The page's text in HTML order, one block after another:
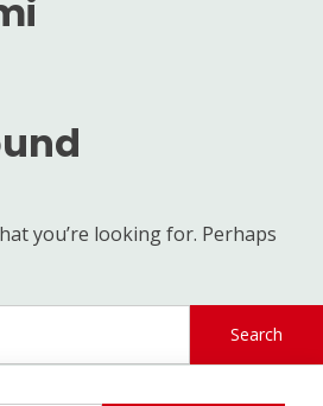
you’re looking for. Perhaps